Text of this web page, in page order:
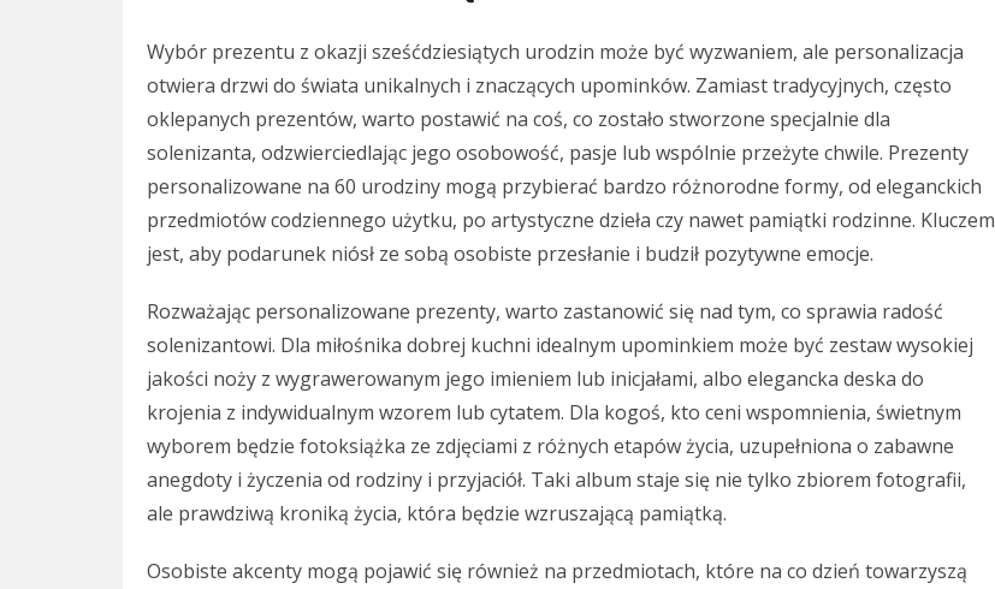
Wybór prezentu z okazji sześćdziesiątych urodzin może być wyzwaniem, ale personalizacja
otwiera drzwi do świata unikalnych i znaczących upominków. Zamiast tradycyjnych, często
oklepanych prezentów, warto postawić na coś, co zostało stworzone specjalnie dla
solenizanta, odzwierciedlając jego osobowość, pasje lub wspólnie przeżyte chwile. Prezenty
personalizowane na 60 urodziny mogą przybierać bardzo różnorodne formy, od eleganckich
przedmiotów codziennego użytku, po artystyczne dzieła czy nawet pamiątki rodzinne. Kluczem
jest, aby podarunek niósł ze sobą osobiste przesłanie i budził pozytywne emocje.
Rozważając personalizowane prezenty, warto zastanowić się nad tym, co sprawia radość
solenizantowi. Dla miłośnika dobrej kuchni idealnym upominkiem może być zestaw wysokiej
jakości noży z wygrawerowanym jego imieniem lub inicjałami, albo elegancka deska do
krojenia z indywidualnym wzorem lub cytatem. Dla kogoś, kto ceni wspomnienia, świetnym
wyborem będzie fotoksiążka ze zdjęciami z różnych etapów życia, uzupełniona o zabawne
anegdoty i życzenia od rodziny i przyjaciół. Taki album staje się nie tylko zbiorem fotografii,
ale prawdziwą kroniką życia, która będzie wzruszającą pamiątką.
Osobiste akcenty mogą pojawić się również na przedmiotach, które na co dzień towarzyszą